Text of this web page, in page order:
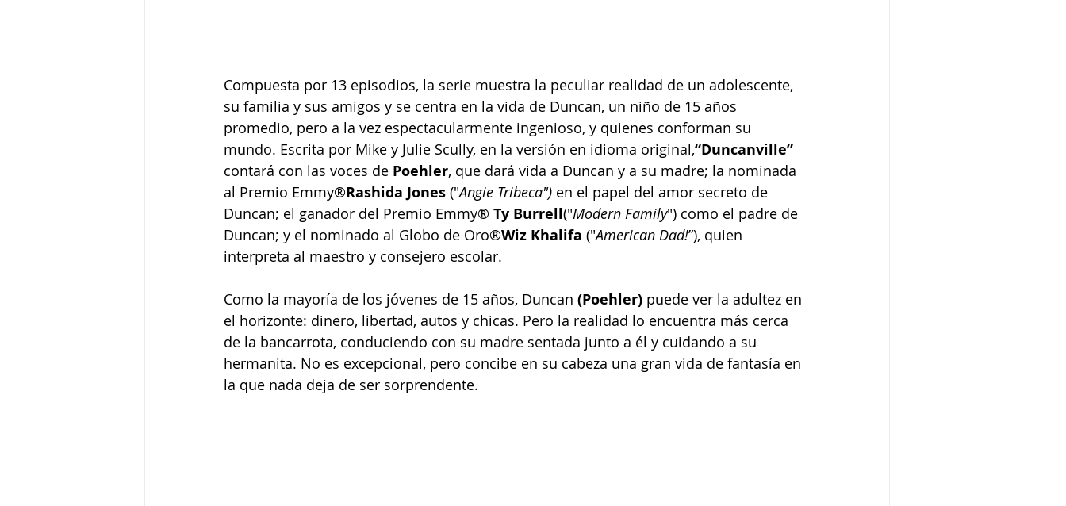
Compuesta por 13 episodios, la serie muestra la peculiar realidad de un adolescente,
su familia y sus amigos y se centra en la vida de Duncan, un niño de 15 años
promedio, pero a la vez espectacularmente ingenioso, y quienes conforman su
mundo. Escrita por Mike y Julie Scully, en la versión en idioma original,“Duncanville”
contará con las voces de Poehler, que dará vida a Duncan y a su madre; la nominada
al Premio Emmy®Rashida Jones ("Angie Tribeca") en el papel del amor secreto de
Duncan; el ganador del Premio Emmy® Ty Burrell("Modern Family") como el padre de
Duncan; y el nominado al Globo de Oro®Wiz Khalifa ("American Dad!”), quien
interpreta al maestro y consejero escolar.
Como la mayoría de los jóvenes de 15 años, Duncan (Poehler) puede ver la adultez en
el horizonte: dinero, libertad, autos y chicas. Pero la realidad lo encuentra más cerca
de la bancarrota, conduciendo con su madre sentada junto a él y cuidando a su
hermanita. No es excepcional, pero concibe en su cabeza una gran vida de fantasía en
la que nada deja de ser sorprendente.